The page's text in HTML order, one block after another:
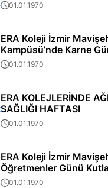
01.01.1970
ERA Koleji İzmir
Kampüsü’nde Karne
01.01.1970
ERA KOLEJLERİNDE
SAĞLIĞI HAFTASI
01.01.1970
ERA Koleji İzmir
Öğretmenler Günü
01.01.1970